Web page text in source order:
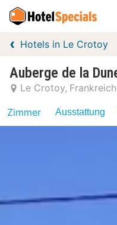
Hotels in Le Crotoy
Auberge de la
Le Crotoy Frankreich
Zimmer Ausstattung